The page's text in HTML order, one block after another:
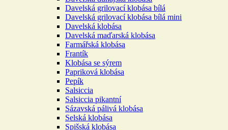
Davelská grilovací klobása bílá
Davelská grilovací klobása bílá mini
Davelská klobása
Davelská maďarská klobása
Farmářská klobása
Frantík
Klobása se sýrem
Papriková klobása
Pepík
Salsiccia
Salsiccia pikantní
Sázavská pálivá klobása
Selská klobása
Spišská klobása